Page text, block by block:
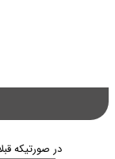
در صورتیکه